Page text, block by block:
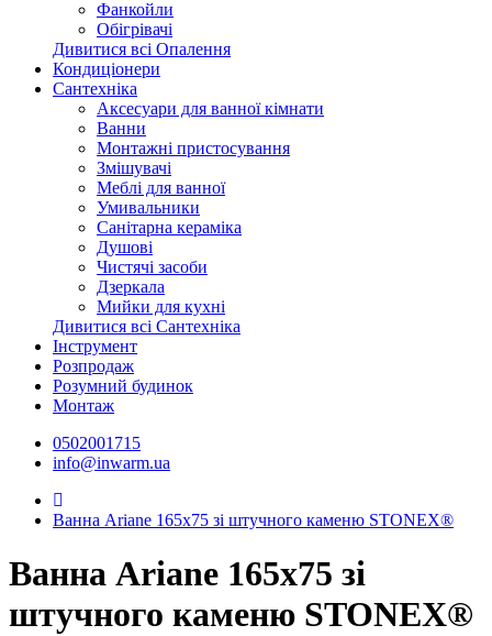
Фанкойли
Обігрівачі
Дивитися всі Опалення
Кондиціонери
Сантехніка
Аксесуари для ванної кімнати
Ванни
Монтажні пристосування
Змішувачі
Меблі для ванної
Умивальники
Санітарна кераміка
Душові
Чистячі засоби
Дзеркала
Мийки для кухні
Дивитися всі Сантехніка
Інструмент
Розпродаж
Розумний будинок
Монтаж
0502001715
info@inwarm.ua
Ванна Ariane 165x75 зі штучного каменю STONEX®
Ванна Ariane 165x75 зі
штучного каменю STONEX®